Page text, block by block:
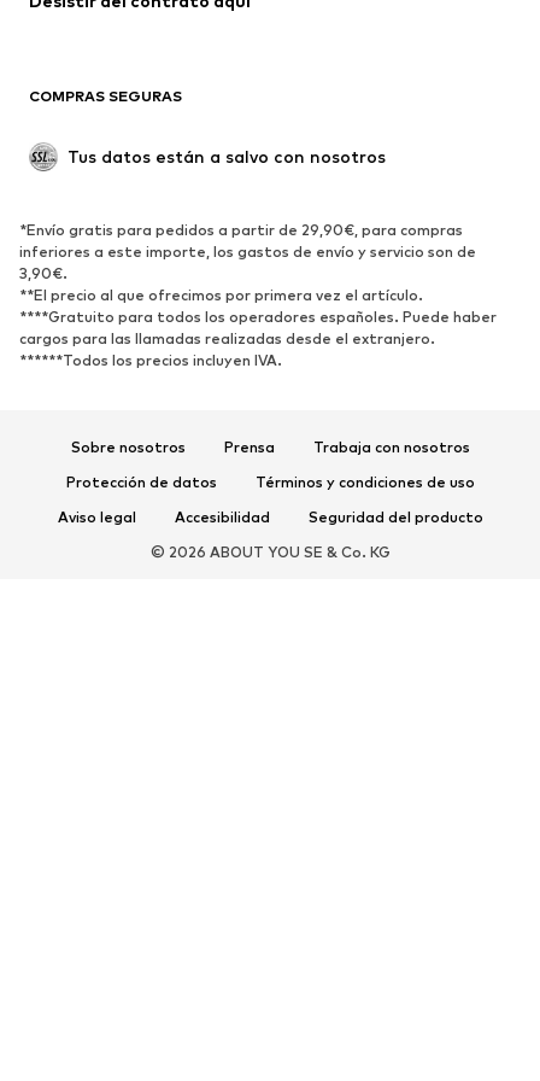
Tallas grandes
Reciclado
ZAPATOS
Nuevo
Zapatillas de deporte
Botines
Zapatos de tacón y plataforma Botas
Zapatillas de casa
Exclusivo
COMPRAS SEGURAS
Tus datos están a salvo con nosotros
*Envío gratis para pedidos a partir de 29,90€, para compras
inferiores a este importe, los gastos de envío y servicio son de
3,90€.
**El precio al que ofrecimos por primera vez el artículo.
****Gratuito para todos los operadores españoles. Puede haber
cargos para las llamadas realizadas desde el extranjero.
******Todos los precios incluyen IVA.
Sobre nosotros Prensa
Trabaja con nosotros
Protección de datos
Términos y condiciones de uso
Aviso legal
Accesibilidad
Seguridad del producto
© 2026 ABOUT YOU SE & Co. KG